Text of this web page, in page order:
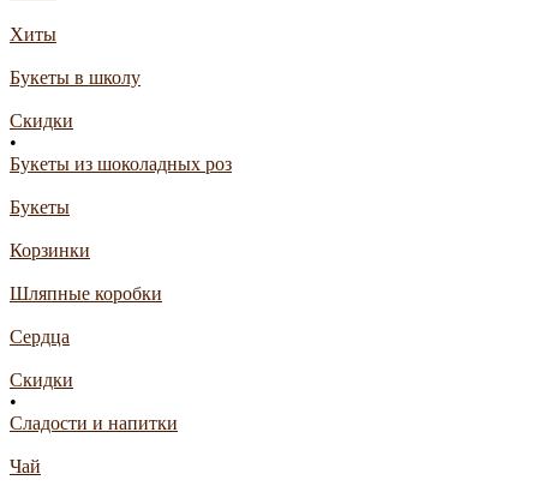
Хиты
Букеты в школу
Скидки
•
Букеты из шоколадных роз
Букеты
Корзинки
Шляпные коробки
Сердца
Скидки
•
Сладости и напитки
Чай